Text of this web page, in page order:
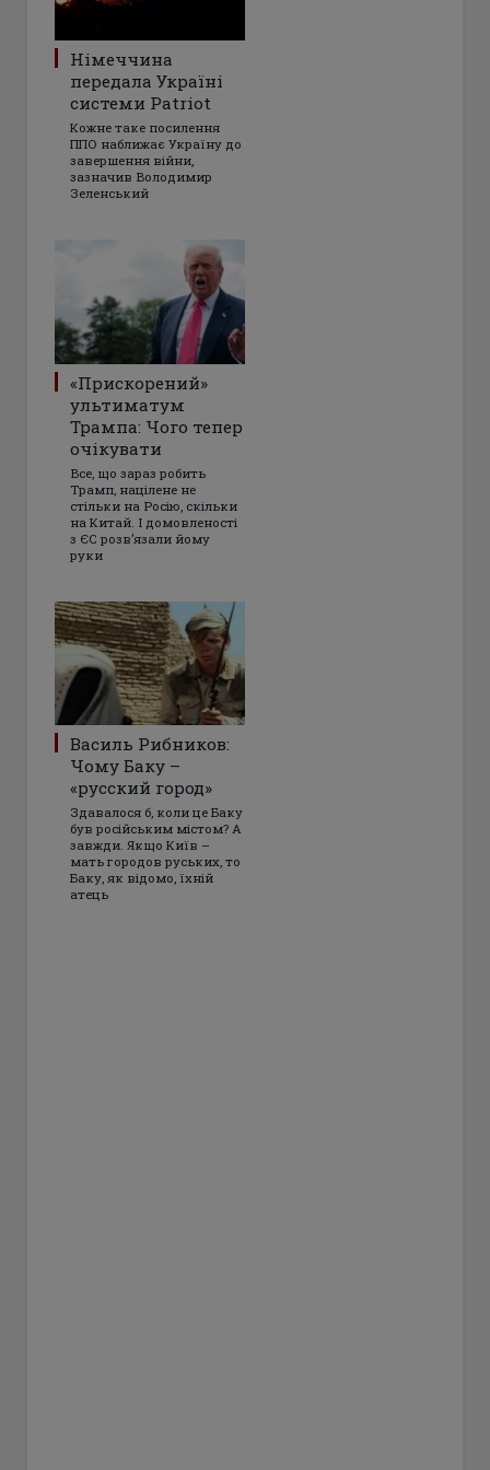
Німеччина
передала Україні
системи Patriot
Кожне таке посилення
ППО наближає Україну до
завершення війни,
зазначив Володимир
Зеленський
«Прискорений»
ультиматум
Трампа: Чого тепер
очікувати
Все, що зараз робить
Трамп, націлене не
стільки на Росію, скільки
на Китай. І домовленості
з ЄС розвʼязали йому
руки
Василь Рибников:
Чому Баку –
«русский город»
Здавалося б, коли це Баку
був російським містом? А
завжди. Якщо Київ –
мать городов руських, то
Баку, як відомо, їхній
атець